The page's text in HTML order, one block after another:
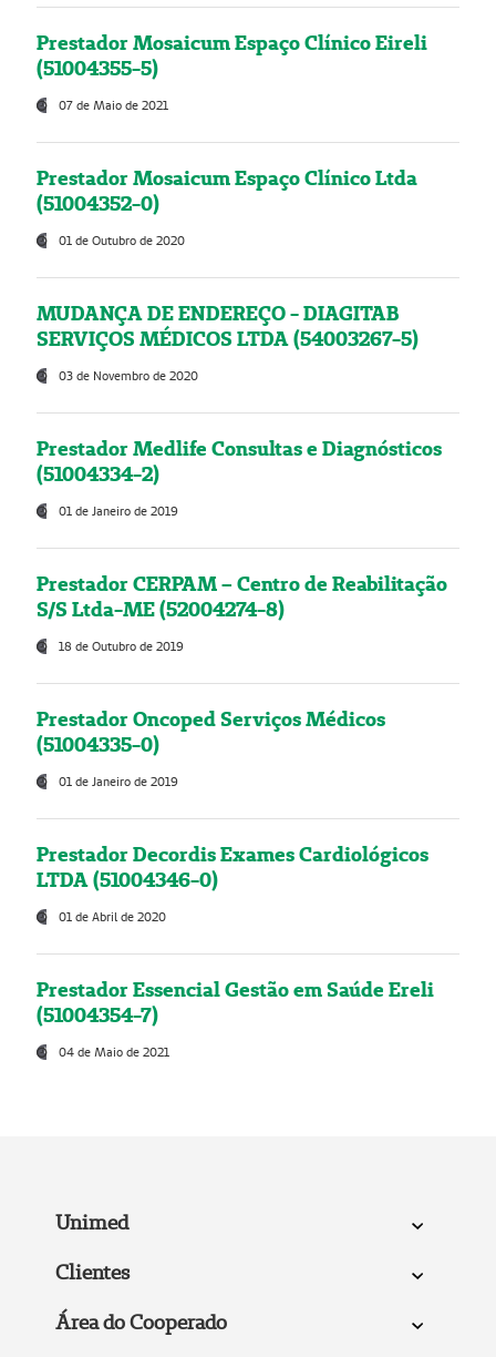
Prestador Mosaicum Espaço Clínico Eireli
(51004355-5)
07 de Maio de 2021
Prestador Mosaicum Espaço Clínico Ltda
(51004352-0)
01 de Outubro de 2020
MUDANÇA DE ENDEREÇO - DIAGITAB
SERVIÇOS MÉDICOS LTDA (54003267-5)
03 de Novembro de 2020
Prestador Medlife Consultas e Diagnósticos
(51004334-2)
01 de Janeiro de 2019
Prestador CERPAM – Centro de Reabilitação
S/S Ltda-ME (52004274-8)
18 de Outubro de 2019
Prestador Oncoped Serviços Médicos
(51004335-0)
01 de Janeiro de 2019
Prestador Decordis Exames Cardiológicos
LTDA (51004346-0)
01 de Abril de 2020
Prestador Essencial Gestão em Saúde Ereli
(51004354-7)
04 de Maio de 2021
Unimed
Clientes
Área do Cooperado